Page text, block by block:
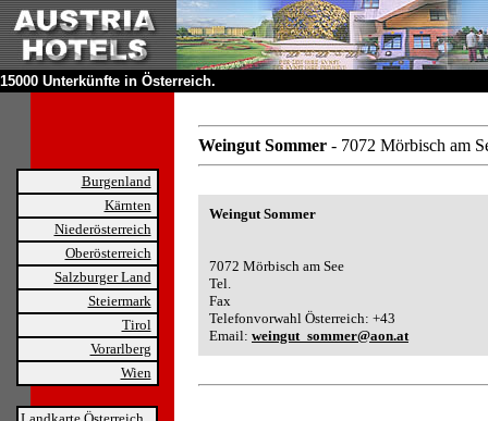
15000 Unterkünfte in Österreich.
Burgenland
Kärnten
Niederösterreich
Oberösterreich
Salzburger Land
Steiermark
Tirol
Vorarlberg
Wien
Weingut Sommer - 7072 Mörbisch am
Weingut Sommer
7072 Mörbisch am See
Tel.
Fax
Telefonvorwahl Österreich: +43
Email: weingut_sommer@aon.at